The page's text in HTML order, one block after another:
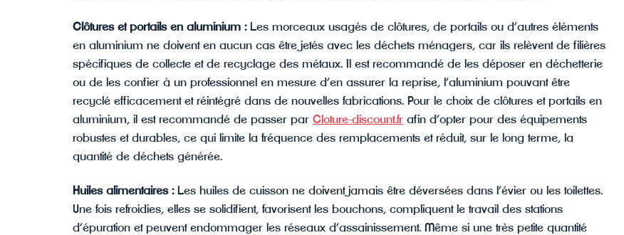
Clôtures et portails en aluminium : Les morceaux usagés de clôtures, de portails ou d’autres éléments
en aluminium ne doivent en aucun cas être jetés avec les déchets ménagers, car ils relèvent de filières
spécifiques de collecte et de recyclage des métaux. Il est recommandé de les déposer en déchetterie
ou de les confier à un professionnel en mesure d’en assurer la reprise, l’aluminium pouvant être
recyclé efficacement et réintégré dans de nouvelles fabrications. Pour le choix de clôtures et portails en
aluminium, il est recommandé de passer par Cloture-discount.fr afin d’opter pour des équipements
robustes et durables, ce qui limite la fréquence des remplacements et réduit, sur le long terme, la
quantité de déchets générée.
Huiles alimentaires : Les huiles de cuisson ne doivent jamais être déversées dans l’évier ou les toilettes.
Une fois refroidies, elles se solidifient, favorisent les bouchons, compliquent le travail des stations
d’épuration et peuvent endommager les réseaux d’assainissement. Même si une très petite quantité